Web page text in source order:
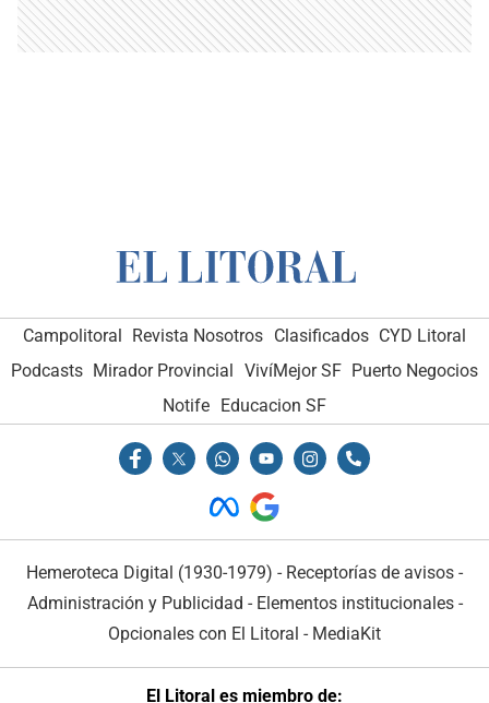
Campolitoral Revista Nosotros Clasificados CYD Litoral
Podcasts Mirador Provincial VivíMejor SF Puerto Negocios
Notife Educacion SF
Hemeroteca Digital (1930-1979) - Receptorías de avisos -
Administración y Publicidad - Elementos institucionales-
Opcionales con El Litoral - MediaKit
El Litoral es miembro de: